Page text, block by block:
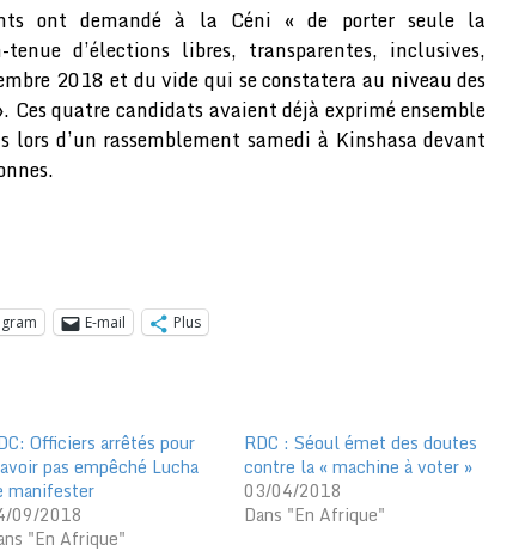
ont demandé à la Céni « de porter seule la
d’élections libres, transparentes, inclusives,
2018 et du vide qui se constatera au niveau des
quatre candidats avaient déjà exprimé ensemble
lors d’un rassemblement samedi à Kinshasa devant
E-mail Plus
Officiers arrêtés pour
pas empêché Lucha
manifester
09/2018
"En Afrique"
RDC : Séoul émet des doutes
contre la « machine à voter »
03/04/2018
Dans "En Afrique"